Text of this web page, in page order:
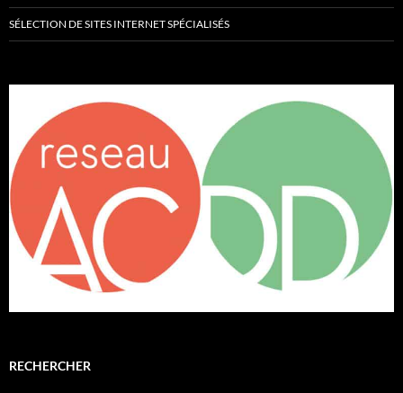
SÉLECTION DE SITES INTERNET SPÉCIALISÉS
RECHERCHER